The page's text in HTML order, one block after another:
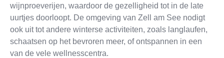
wijnproeverijen, waardoor de gezelligheid tot in de late
uurtjes doorloopt. De omgeving van Zell am See nodigt
ook uit tot andere winterse activiteiten, zoals langlaufen,
schaatsen op het bevroren meer, of ontspannen in een
van de vele wellnesscentra.